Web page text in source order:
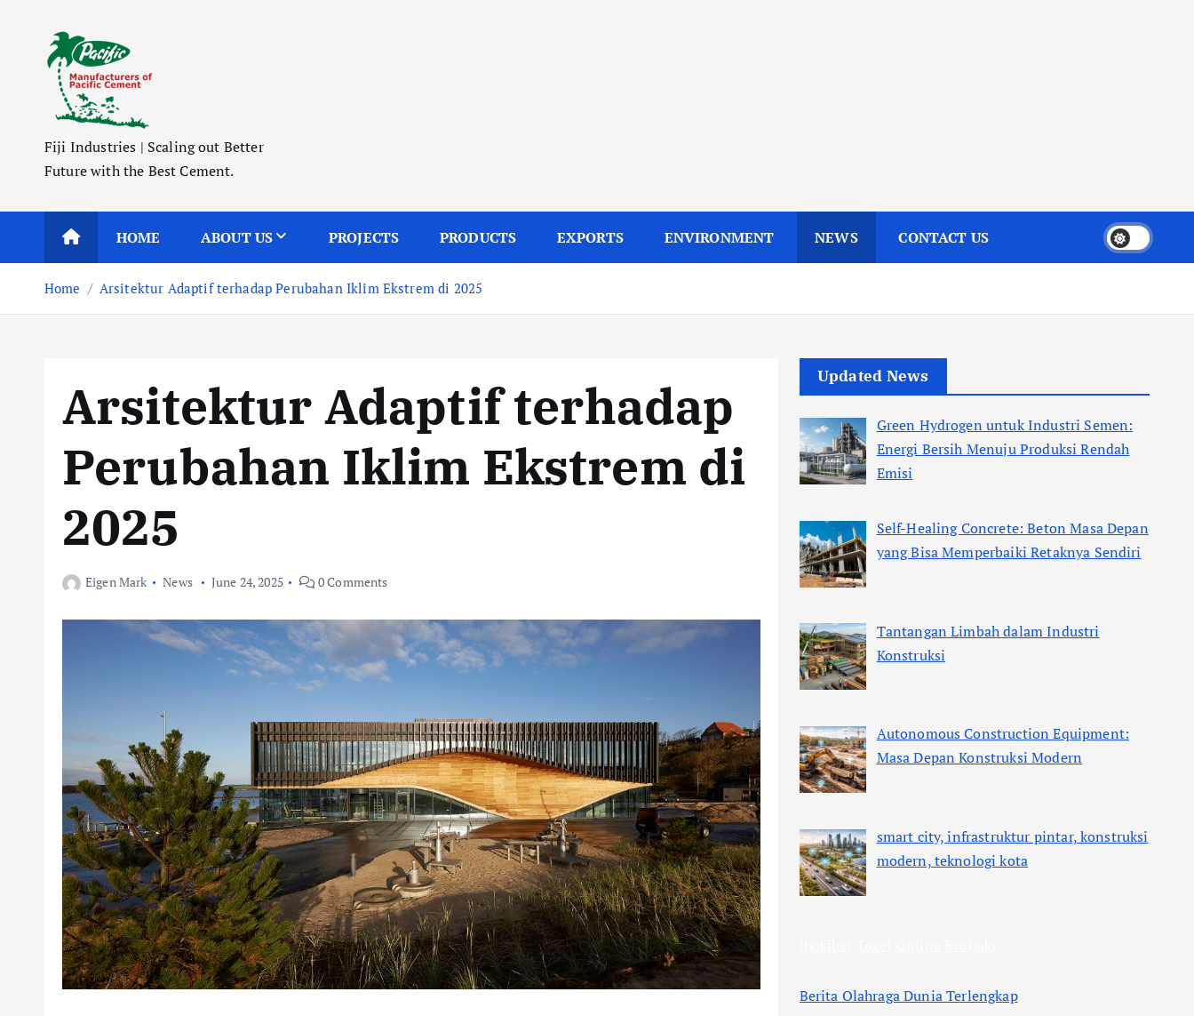
Fiji Industries | Scaling out Better
Future with the Best Cement.
HOME ABOUT US PROJECTS PRODUCTS EXPORTS ENVIRONMENT NEWS CONTACT US
Home Arsitektur Adaptif terhadap Perubahan Iklim Ekstrem di 2025
Arsitektur Adaptif terhadap
Perubahan Iklim Ekstrem di
2025
Eigen Mark News June 24, 2025 0 Comments
Updated News
Green Hydrogen untuk Industri Semen:
Energi Bersih Menuju Produksi Rendah
Emisi
Self-Healing Concrete: Beton Masa Depan
yang Bisa Memperbaiki Retaknya Sendiri
Tantangan Limbah dalam Industri
Konstruksi
Autonomous Construction Equipment:
Masa Depan Konstruksi Modern
smart city, infrastruktur pintar, konstruksi
modern, teknologi kota
Berita Olahraga Dunia Terlengkap